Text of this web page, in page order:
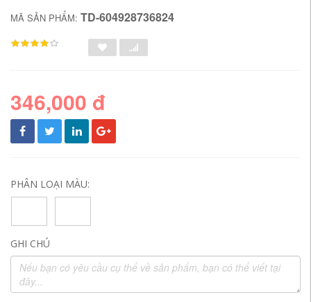
MÃ SẢN PHẨM: TD-604928736824
346,000 đ
PHÂN LOẠI MÀU:
GHI CHÚ